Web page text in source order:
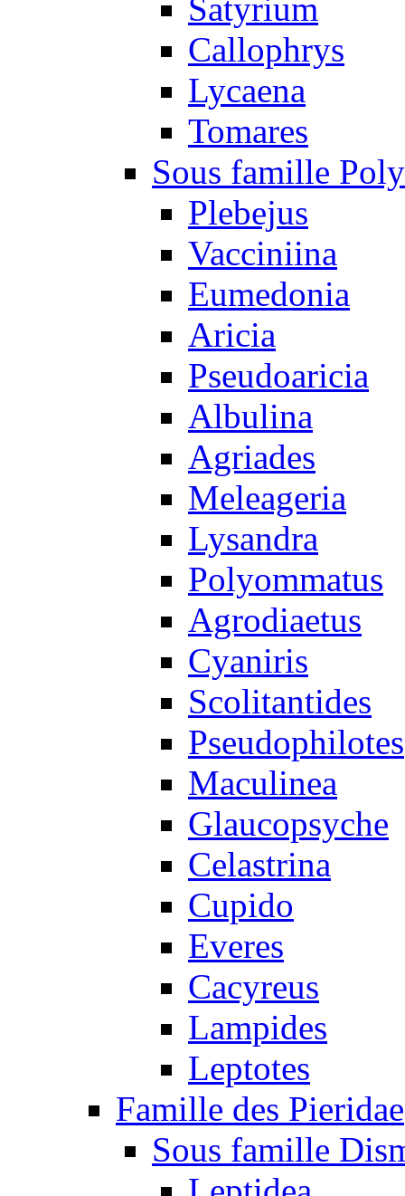
Satyrium
Callophrys
Lycaena
Tomares
Sous famille
Plebejus
Vacciniina
Eumedonia
Aricia
Pseudoaricia
Albulina
Agriades
Meleageria
Lysandra
Polyommatus
Agrodiaetus
Cyaniris
Scolitantides
Pseudophilotes
Maculinea
Glaucopsyche
Celastrina
Cupido
Everes
Cacyreus
Lampides
Leptotes
Famille des Pieridae
Sous famille